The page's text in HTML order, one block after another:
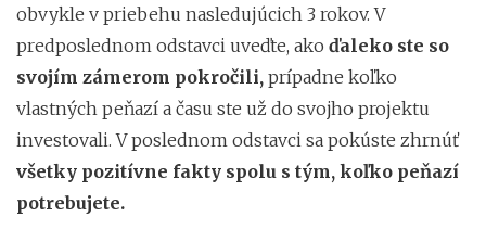
obvykle v priebehu nasledujúcich 3 rokov. V
predposlednom odstavci uveďte, ako ďaleko ste so
svojím zámerom pokročili, prípadne koľko
vlastných peňazí a času ste už do svojho projektu
investovali. V poslednom odstavci sa pokúste zhrnúť
všetky pozitívne fakty spolu s tým, koľko peňazí
potrebujete.